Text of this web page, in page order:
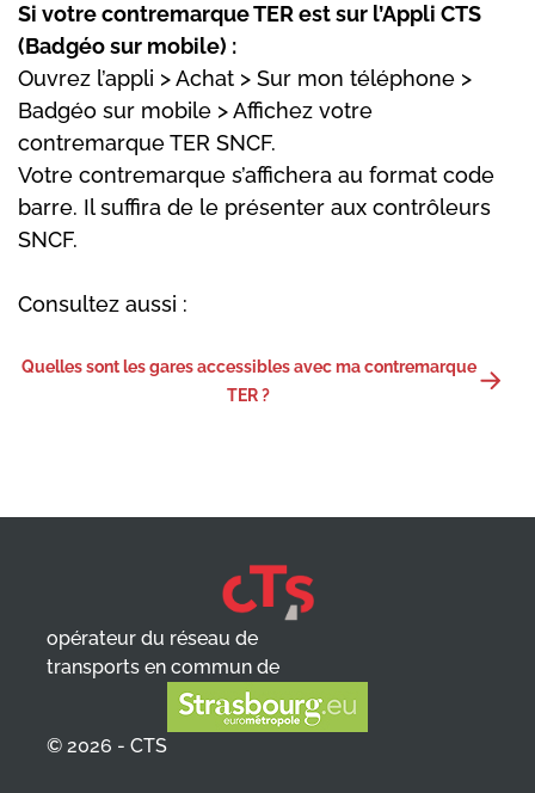
Si votre contremarque TER est sur l’Appli CTS
(Badgéo sur mobile) :
Ouvrez l’appli > Achat > Sur mon téléphone >
Badgéo sur mobile > Affichez votre
contremarque TER SNCF.
Votre contremarque s’affichera au format code
barre. Il suffira de le présenter aux contrôleurs
SNCF.
Consultez aussi :
Quelles sont les gares accessibles avec ma contremarque
TER ?
opérateur du réseau de
transports en commun de
© 2026 - CTS